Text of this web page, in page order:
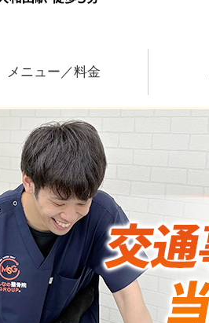
メニュー／料金